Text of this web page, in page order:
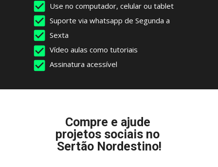
Use no computador, celular ou tablet
Suporte via whatsapp de Segunda a
Sexta
Vídeo aulas como tutoriais
Assinatura acessível
Compre e ajude
projetos sociais no
Sertão Nordestino!